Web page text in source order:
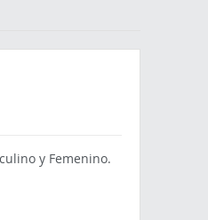
y Femenino.